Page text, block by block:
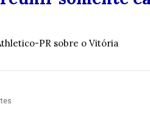
PR sobre o Vitória